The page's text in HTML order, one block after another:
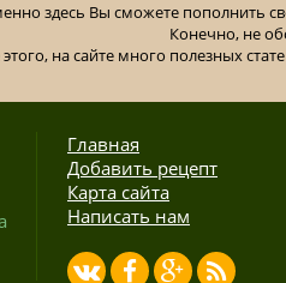
здесь Вы сможете пополнить
Конечно, не
на сайте много полезных
Главная
Добавить рецепт
Карта сайта
Написать нам